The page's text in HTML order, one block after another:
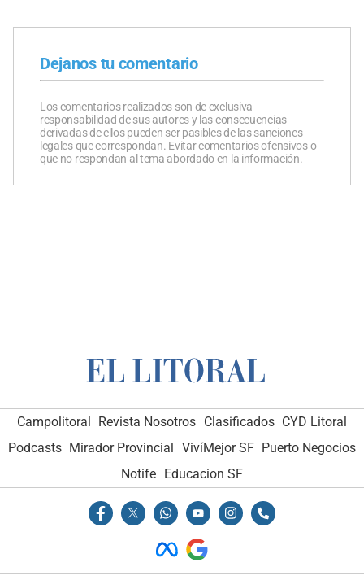
Dejanos tu comentario
Los comentarios realizados son de exclusiva
responsabilidad de sus autores y las consecuencias
derivadas de ellos pueden ser pasibles de las sanciones
legales que correspondan. Evitar comentarios ofensivos o
que no respondan al tema abordado en la información.
Campolitoral Revista Nosotros Clasificados CYD Litoral
Podcasts Mirador Provincial VivíMejor SF Puerto Negocios
Notife Educacion SF